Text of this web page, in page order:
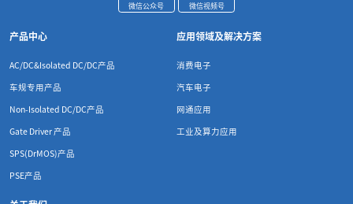
微信公众号 微信视频号
产品中心
AC/DC&Isolated DC/DC产品
车规专用产品
Non-Isolated DC/DC产品
Gate Driver 产品
SPS(DrMOS)产品
PSE产品
应用领域及解决方案
消费电子
汽车电子
网通应用
工业及算力应用